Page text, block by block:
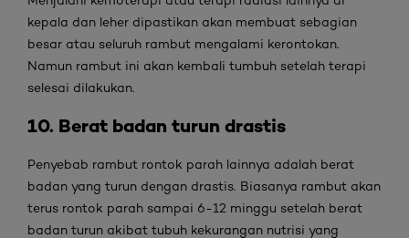
kepala dan leher dipastikan akan membuat sebagian
besar atau seluruh rambut mengalami kerontokan.
Namun rambut ini akan kembali tumbuh setelah terapi
selesai dilakukan.
10. Berat badan turun drastis
Penyebab rambut rontok parah lainnya adalah berat
badan yang turun dengan drastis. Biasanya rambut akan
terus rontok parah sampai 6-12 minggu setelah berat
badan turun akibat tubuh kekurangan nutrisi yang